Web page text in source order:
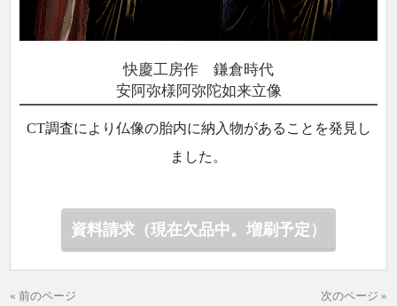
快慶工房作 鎌倉時代
安阿弥様阿弥陀如来立像
CT調査により仏像の胎内に納入物があることを発見し
ました。
資料請求（現在欠品中。増刷予定）
« 前のページ 次のページ »